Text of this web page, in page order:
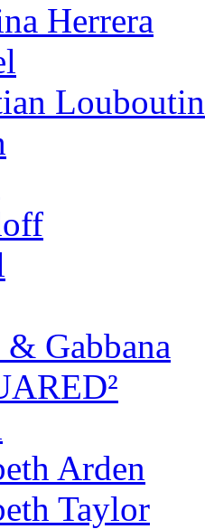
Herrera
Louboutin
Gabbana
Arden
Taylor